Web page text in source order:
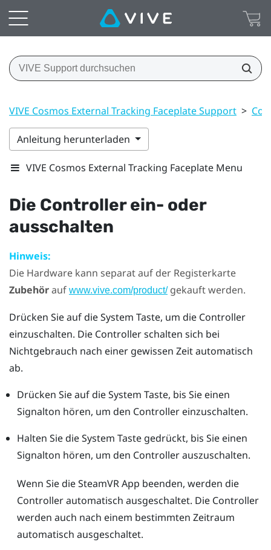
VIVE Cosmos External Tracking Faceplate Support >
Anleitung herunterladen
VIVE Cosmos External Tracking Faceplate Menu
Die Controller ein- oder
ausschalten
Hinweis:
Die Hardware kann separat auf der Registerkarte
Zubehörauf www.vive.com/product/gekauft werden.
Drücken Sie auf dieSystem Taste, um die Controller
einzuschalten. Die Controller schalten sich bei
Nichtgebrauch nach einer gewissen Zeit automatisch
ab.
Drücken Sie auf dieSystem Taste, bis Sie einen
Signalton hören, um den Controller einzuschalten.
Halten Sie dieSystem Taste gedrückt, bis Sie einen
Signalton hören, um den Controller auszuschalten.
Wenn Sie dieSteamVRApp beenden, werden die
Controller automatisch ausgeschaltet. Die Controller
werden auch nach einem bestimmten Zeitraum
automatisch ausgeschaltet.